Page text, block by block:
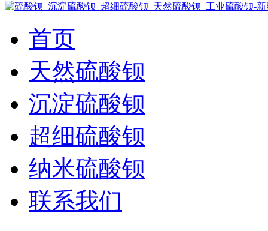
首页
天然硫酸钡
沉淀硫酸钡
超细硫酸钡
纳米硫酸钡
联系我们